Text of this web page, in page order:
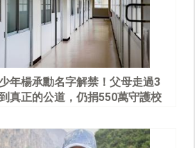
年楊承勳名字解禁！父母走過3
真正的公道，仍捐550萬守護校